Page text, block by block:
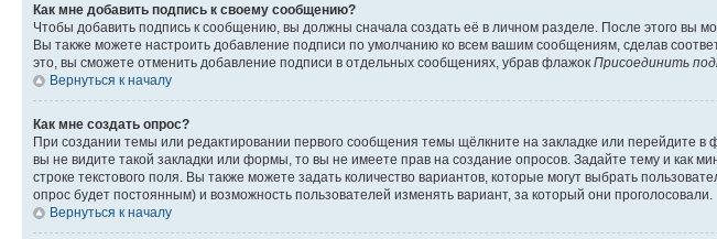
Как мне добавить подпись к своему сообщению?
Чтобы добавить подпись к сообщению, вы должны сначала создать её в личном разделе. После этого вы
Вы также можете настроить добавление подписи по умолчанию ко всем вашим сообщениям, сделав
это, вы сможете отменить добавление подписи в отдельных сообщениях, убрав флажок Присоединить
Вернуться к началу
Как мне создать опрос?
При создании темы или редактировании первого сообщения темы щёлкните на закладке или перейдите в
вы не видите такой закладки или формы, то вы не имеете прав на создание опросов. Задайте тему и как
строке текстового поля. Вы также можете задать количество вариантов, которые могут выбрать
опрос будет постоянным) и возможность пользователей изменять вариант, за который они проголосовали.
Вернуться к началу